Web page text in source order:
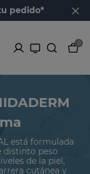
pedido*
0
está formulada
distinto peso
de la piel,
cutánea y